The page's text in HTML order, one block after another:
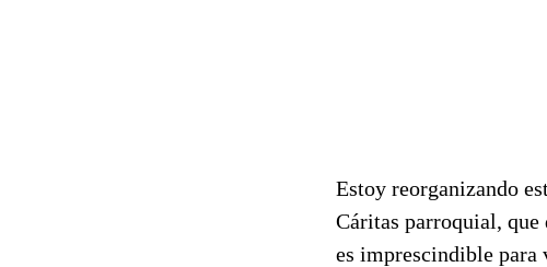
Estoy reorganizando
Cáritas parroquial,
es imprescindible para